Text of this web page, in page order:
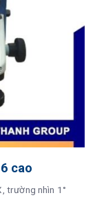
cao
trường nhìn 1°